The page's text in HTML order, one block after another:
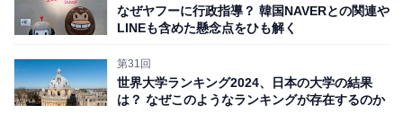
なぜヤフーに行政指導？ 韓国NAVERとの関連や
LINEも含めた懸念点をひも解く
第31回
世界大学ランキング2024、日本の大学の結果
は？ なぜこのようなランキングが存在するのか